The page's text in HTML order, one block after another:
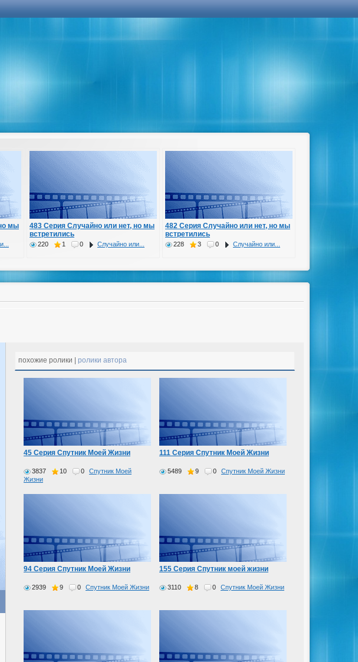
мы
483 Серия Случайно или нет, но мы
встретились
220 1 0 Случайно или...
482 Серия Случайно или нет, но мы
встретились
228 3 0 Случайно или...
похожие ролики | ролики автора
45 Серия Спутник Моей Жизни
3837 10 0
Спутник Моей
Жизни
111 Серия Спутник Моей Жизни
5489 9 0 Спутник Моей Жизни
94 Серия Спутник Моей Жизни
2939 9 0 Спутник Моей Жизни
155 Серия Спутник моей жизни
3110 8 0 Спутник Моей Жизни